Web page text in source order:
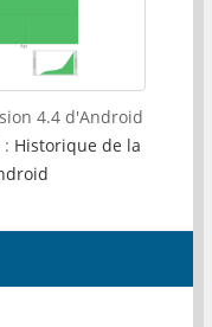
4.4 d'Android
Historique de la